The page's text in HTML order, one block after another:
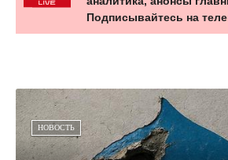
Подписывайтесь на
НОВОСТЬ